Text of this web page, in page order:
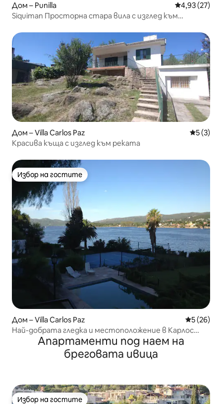
Дом – Punilla Средна
4,93 (27)
Siquiman Просторна стара вила с изглед към
Дом – Villa Carlos Paz Средна
5 (3)
Красива къща с изглед към реката
Избор на гостите
Избор на гостите
Дом – Villa Carlos Paz Средна
5 (26)
Най-добрата гледка и местоположение в Карлос
Апартаменти под наем на
бреговата ивица
Избор на гостите